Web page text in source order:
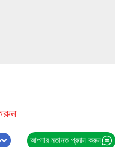
আপনার মতামত প্রদান করুন